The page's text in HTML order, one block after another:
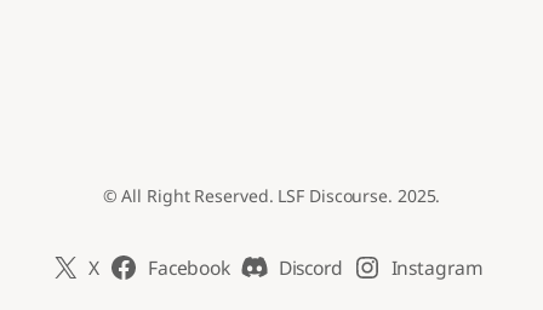
© All Right Reserved. LSF Discourse. 2025.
X Facebook Discord Instagram